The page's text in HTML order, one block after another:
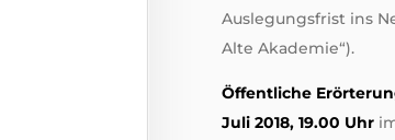
Auslegungsfrist ins
Alte Akademie“).
Öffentliche
Juli 2018, 19.00 Uhr